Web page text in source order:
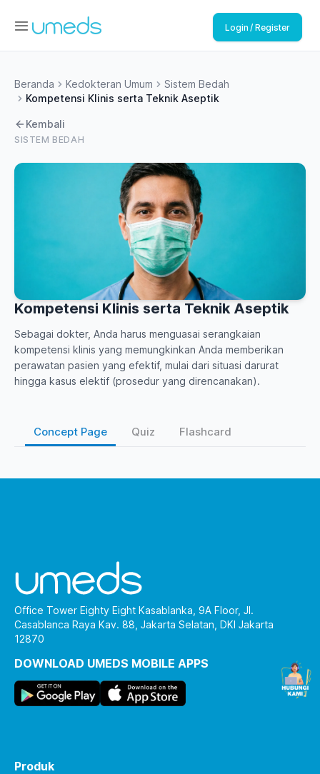
Login / Register
Beranda Kedokteran Umum
Sistem Bedah
Kompetensi Klinis serta Teknik Aseptik
SISTEM BEDAH
Kembali
Kompetensi Klinis serta Teknik Aseptik
Sebagai dokter, Anda harus menguasai serangkaian
kompetensi klinis yang memungkinkan Anda memberikan
perawatan pasien yang efektif, mulai dari situasi darurat
hingga kasus elektif (prosedur yang direncanakan).
Concept Page Quiz Flashcard
Office Tower Eighty Eight Kasablanka, 9A Floor, Jl.
Casablanca Raya Kav. 88, Jakarta Selatan, DKI Jakarta
12870
DOWNLOAD UMEDS MOBILE APPS
Produk